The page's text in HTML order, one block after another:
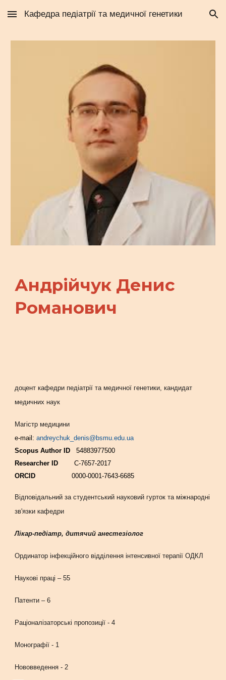
Skip to main content Skip to navigation
Кафедра педіатрії та медичної генетики
Андрійчук Денис
Романович
доцент кафедри педіатрії та медичної генетики, кандидат
медичних наук
Магістр медицини
e-mail:andreychuk_denis@bsmu.edu.ua
Scopus Author ID 54883977500
Researcher ID С-7657-2017
ORCID 0000-0001-7643-6685
Відповідальний за студентський науковий гурток та міжнародні
зв'язки кафедри
Лікар-педіатр, дитячий анестезіолог
Ординатор інфекційного відділення інтенсивної терапії ОДКЛ
Наукові праці – 55
Патенти – 6
Раціоналізаторські пропозиції - 4
Монографії - 1
Нововведення - 2